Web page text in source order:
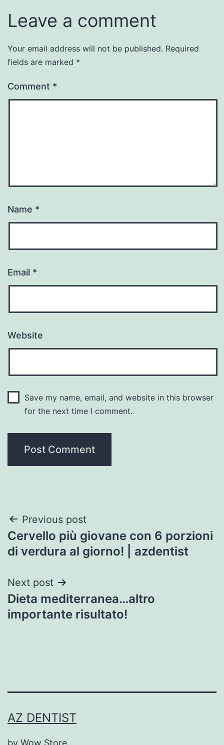
Leave a comment
Your email address will not be published. Required
fields are marked *
Comment *
Name *
Email *
Website
Save my name, email, and website in this browser
for the next time I comment.
Post
navigation
Previous post
Cervello più giovane con 6 porzioni
di verdura al giorno! | azdentist
Next post
Dieta mediterranea…altro
importante risultato!
AZ DENTIST